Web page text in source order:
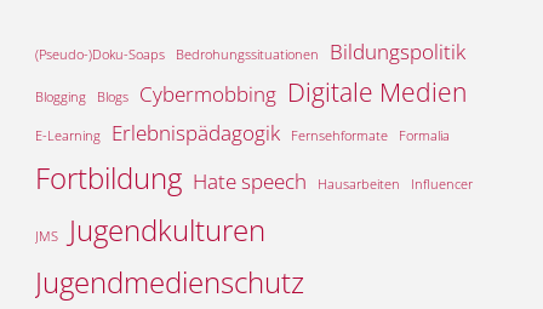
(Pseudo-)Doku-Soaps Bedrohungssituationen Bildungspolitik
Blogging Blogs Cybermobbing Digitale Medien
E-Learning Erlebnispädagogik Fernsehformate Formalia
Fortbildung Hate speech Hausarbeiten Influencer
JMS
Jugendkulturen
Jugendmedienschutz